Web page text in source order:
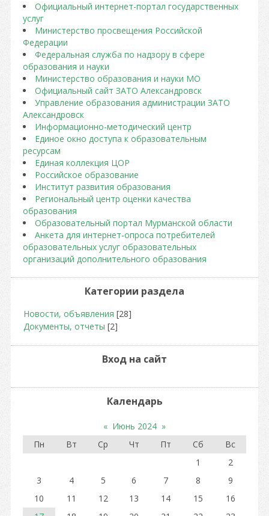
Официальный интернет-портал государственных
услуг
Министерство просвещения Российской
Федерации
Федеральная служба по надзору в сфере
образования и науки
Министерство образования и науки МО
Официальный сайт ЗАТО Александровск
Управление образования администрации ЗАТО
Александровск
Информационно-методический центр
Единое окно доступа к образовательным
ресурсам
Единая коллекция ЦОР
Российское образование
Институт развития образования
Региональный центр оценки качества
образования
Образовательный портал Мурманской области
Анкета для интернет-опроса потребителей
образовательных услуг образовательных
организаций дополнительного образования
Категории раздела
Новости, объявления [28]
Документы, отчеты [2]
Вход на сайт
Календарь
« Июнь 2024 »
Пн
Вт Ср Чт Пт Сб
Вс
1
2
3
4 5 6 7 8
9
10
11 12 13 14 15
16